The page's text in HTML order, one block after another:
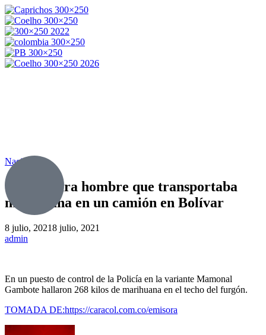
Nacionales
Cárcel para hombre que transportaba
marihuana en un camión en Bolívar
8 julio, 20218 julio, 2021
admin
En un puesto de control de la Policía en la variante Mamonal
Gambote hallaron 268 kilos de marihuana en el techo del furgón.
TOMADA DE:https://caracol.com.co/emisora